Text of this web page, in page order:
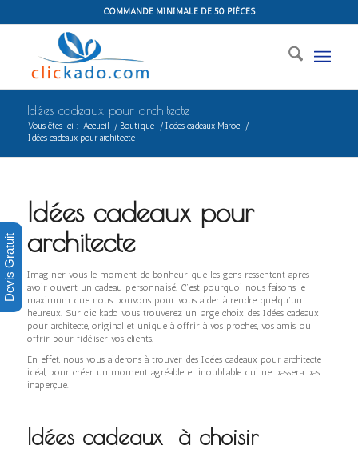
COMMANDE MINIMALE DE 50 PIÈCES
Idées cadeaux pour architecte
Vous êtes ici : Accueil / Boutique / Idées cadeaux Maroc
/
Idées cadeaux pour architecte
Idées cadeaux pour
architecte
Imaginer vous le moment de bonheur que les gens ressentent après
avoir ouvert un cadeau personnalisé. C’est pourquoi nous faisons le
maximum que nous pouvons pour vous aider à rendre quelqu’un
heureux. Sur clic kado vous trouverez un large choix des Idées cadeaux
pour architecte, original et unique à offrir à vos proches, vos amis, ou
offrir pour fidéliser vos clients.
En effet, nous vous aiderons à trouver des Idées cadeaux pour architecte
idéal, pour créer un moment agréable et inoubliable qui ne passera pas
inaperçue.
Idées cadeaux à choisir
Devis Gratuit